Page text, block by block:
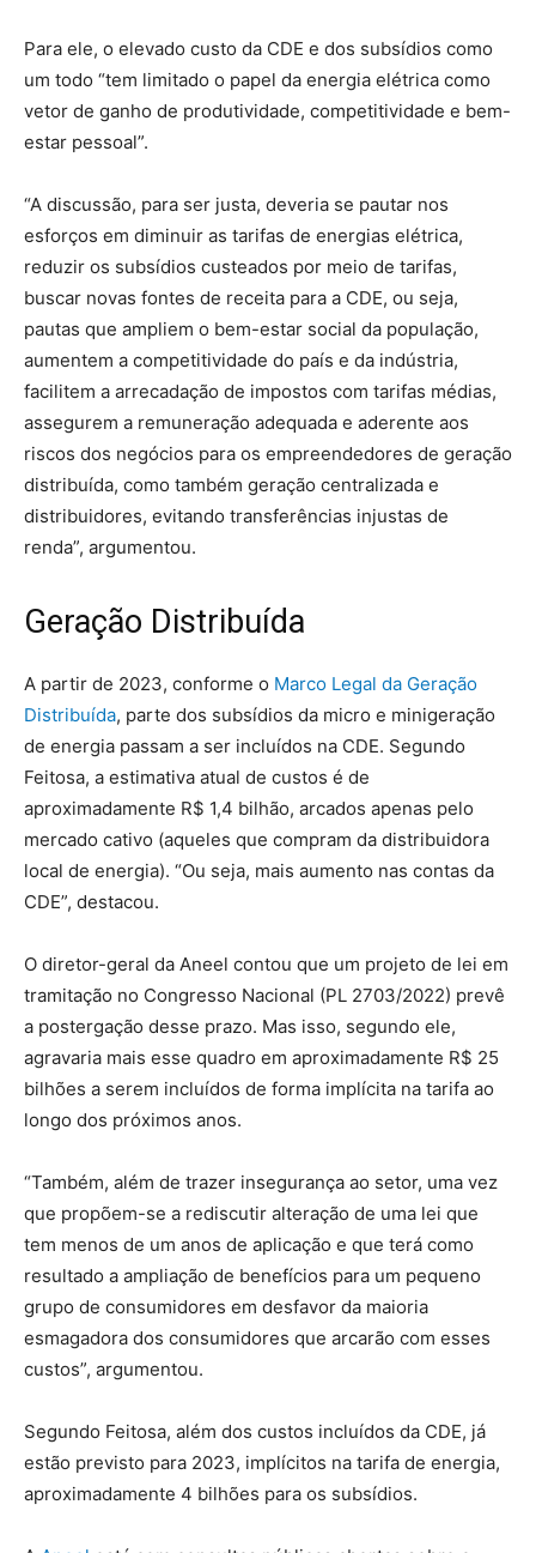
Para ele, o elevado custo da CDE e dos subsídios como
um todo “tem limitado o papel da energia elétrica como
vetor de ganho de produtividade, competitividade e bem-
estar pessoal”.
“A discussão, para ser justa, deveria se pautar nos
esforços em diminuir as tarifas de energias elétrica,
reduzir os subsídios custeados por meio de tarifas,
buscar novas fontes de receita para a CDE, ou seja,
pautas que ampliem o bem-estar social da população,
aumentem a competitividade do país e da indústria,
facilitem a arrecadação de impostos com tarifas médias,
assegurem a remuneração adequada e aderente aos
riscos dos negócios para os empreendedores de geração
distribuída, como também geração centralizada e
distribuidores, evitando transferências injustas de
renda”, argumentou.
Geração Distribuída
A partir de 2023, conforme o Marco Legal da Geração
Distribuída, parte dos subsídios da micro e minigeração
de energia passam a ser incluídos na CDE. Segundo
Feitosa, a estimativa atual de custos é de
aproximadamente R$ 1,4 bilhão, arcados apenas pelo
mercado cativo (aqueles que compram da distribuidora
local de energia). “Ou seja, mais aumento nas contas da
CDE”, destacou.
O diretor-geral da Aneel contou que um projeto de lei em
tramitação no Congresso Nacional (PL 2703/2022) prevê
a postergação desse prazo. Mas isso, segundo ele,
agravaria mais esse quadro em aproximadamente R$ 25
bilhões a serem incluídos de forma implícita na tarifa ao
longo dos próximos anos.
“Também, além de trazer insegurança ao setor, uma vez
que propõem-se a rediscutir alteração de uma lei que
tem menos de um anos de aplicação e que terá como
resultado a ampliação de benefícios para um pequeno
grupo de consumidores em desfavor da maioria
esmagadora dos consumidores que arcarão com esses
custos”, argumentou.
Segundo Feitosa, além dos custos incluídos da CDE, já
estão previsto para 2023, implícitos na tarifa de energia,
aproximadamente 4 bilhões para os subsídios.